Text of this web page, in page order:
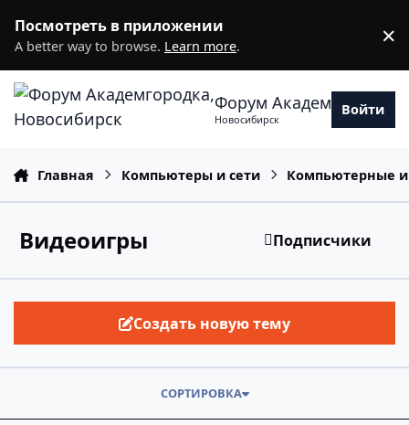
Посмотреть в приложении
A better way to browse. Learn more. ×
Форум Академгородка
Новосибирск
Войти
Главная Компьютеры и сети Компьютерные
Видеоигры Подписчики
Создать новую тему
СОРТИРОВКА